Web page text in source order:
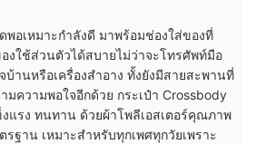
พอเหมาะกำลังดี มาพร้อมช่องใส่ของที่
งใช้ส่วนตัวได้สบายไม่ว่าจะโทรศัพท์มือ
บ้านหรือเครื่องสำอาง ทั้งยังมีสายสะพานที่
มความพอใจอีกด้วย กระเป๋า Crossbody
แรง ทนทาน ด้วยผ้าโพลีเอสเตอร์คุณภาพ
ฐาน เหมาะสำหรับทุกเพศทุกวัยเพราะ